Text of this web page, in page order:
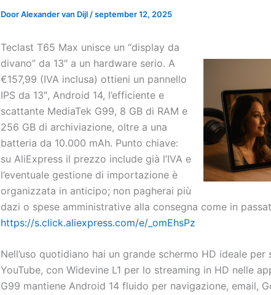
DoorAlexander van Dijl /september 12, 2025
Teclast T65 Max unisce un “display da
divano” da 13″ a un hardware serio. A
€157,99 (IVA inclusa) ottieni un pannello
IPS da 13″, Android 14, l’efficiente e
scattante MediaTek G99, 8 GB di RAM e
256 GB di archiviazione, oltre a una
batteria da 10.000 mAh. Punto chiave:
su AliExpress il prezzo include già l’IVA e
l’eventuale gestione di importazione è
organizzata in anticipo; non pagherai più
dazi o spese amministrative alla consegna come in
https://s.click.aliexpress.com/e/_omEhsPz
Nell’uso quotidiano hai un grande schermo HD ideale per
YouTube, con Widevine L1 per lo streaming in HD nelle
G99 mantiene Android 14 fluido per navigazione, email,